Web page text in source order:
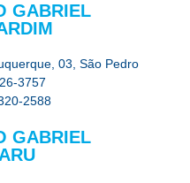
GABRIEL
03, São Pedro
3757
2588
GABRIEL